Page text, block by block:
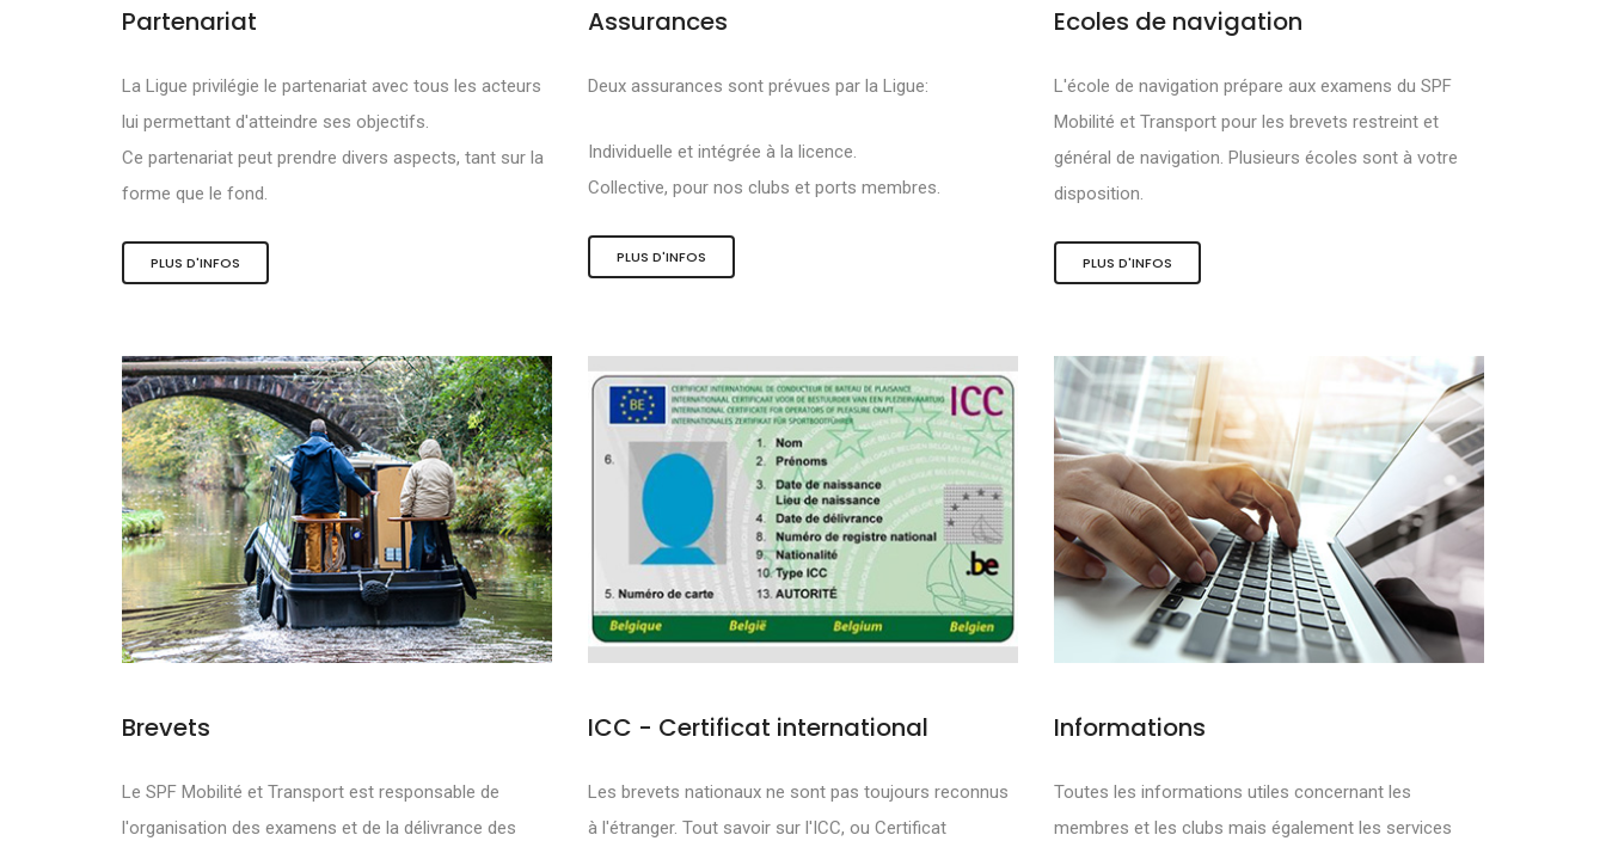
NOS OBJECTIFS SONT DE PROMOUVOIR ET
DE DEVELOPPER :
Les activités et sports nautiques
Le tourisme de qualité
La mobilité douce
Partenariat
La Ligue privilégie le partenariat avec tous les acteurs
lui permettant d'atteindre ses objectifs.
Ce partenariat peut prendre divers aspects, tant sur la
forme que le fond.
PLUS D'INFOS
Assurances
Deux assurances sont prévues par la Ligue:
Individuelle et intégrée à la licence.
Collective, pour nos clubs et ports membres.
PLUS D'INFOS
Ecoles de navigation
L'école de navigation prépare aux examens du SPF
Mobilité et Transport pour les brevets restreint et
général de navigation. Plusieurs écoles sont à votre
disposition.
PLUS D'INFOS
Brevets
Le SPF Mobilité et Transport est responsable de
l'organisation des examens et de la délivrance des
ICC - Certificat international
Les brevets nationaux ne sont pas toujours reconnus
à l'étranger. Tout savoir sur l'ICC, ou Certificat
Informations
Toutes les informations utiles concernant les
membres et les clubs mais également les services